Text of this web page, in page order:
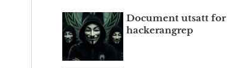
Document utsatt for
hackerangrep